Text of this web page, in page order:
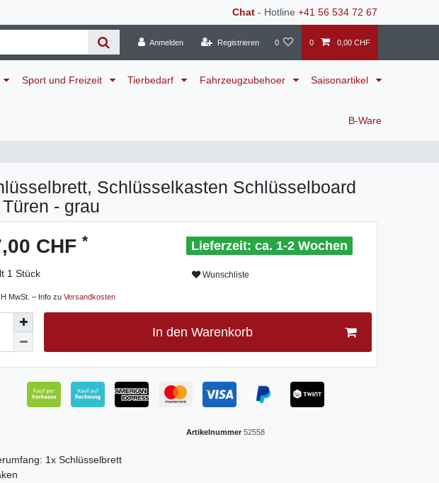
Chat - Hotline +41 56 534 72 67
Anmelden Registrieren 0 0 0,00 CHF
Sport und Freizeit Tierbedarf Fahrzeugzubehoer Saisonartikel
B-Ware
Schlüsselkasten Schlüsselboard
- grau
CHF *
1 Stück
MwSt. – Info zu Versandkosten
ca. 1-2 Wochen
Wunschliste
In den Warenkorb
Artikelnummer 52558
1x Schlüsselbrett